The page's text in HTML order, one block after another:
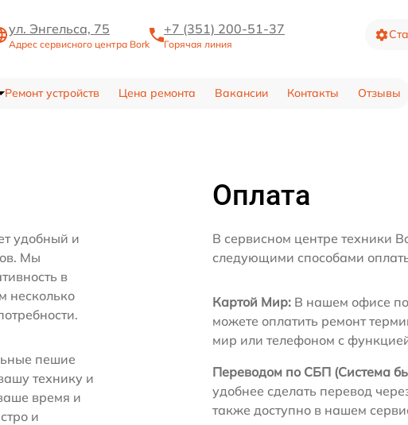
ул. Энгельса, 75
Адрес сервисного центра Bork
+7 (351) 200-51-37
Горячая линия
Ремонт устройств Цена ремонта Вакансии Контакты Отзывы
удобный и
Мы
в
несколько
пешие
технику и
время и
и
Оплата
В сервисном центре техники
следующими способами
Картой Мир: В нашем офисе
можете оплатить ремонт
мир или телефоном с
Переводом по СБП (Система
удобнее сделать перевод
также доступно в нашем